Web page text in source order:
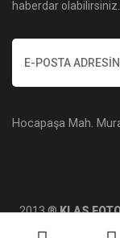
haberdar olabilirsiniz.
Hocapaşa Mah.
2013 ®KLAS